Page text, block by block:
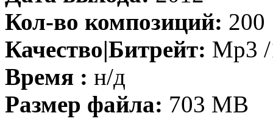
Кол-во композиций: 200
Качество|Битрейт: Mp3
Время : н/д
Размер файла: 703 MB